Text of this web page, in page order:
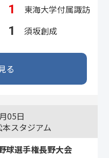
1
東海大学付属諏訪
1 須坂創成
る
05日
スタジアム
球選手権長野大会